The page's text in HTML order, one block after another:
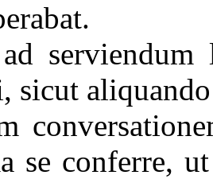
serviendum
sicut
se conferre,